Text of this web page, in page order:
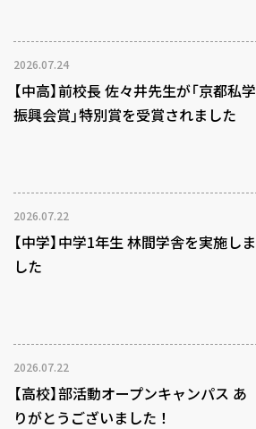
2026.07.24
【中高】前校長 佐々井先生が「京都私学
振興会賞」特別賞を受賞されました
2026.07.22
【中学】中学1年生 林間学舎を実施しま
した
2026.07.22
【高校】部活動オープンキャンパス あ
りがとうございました！